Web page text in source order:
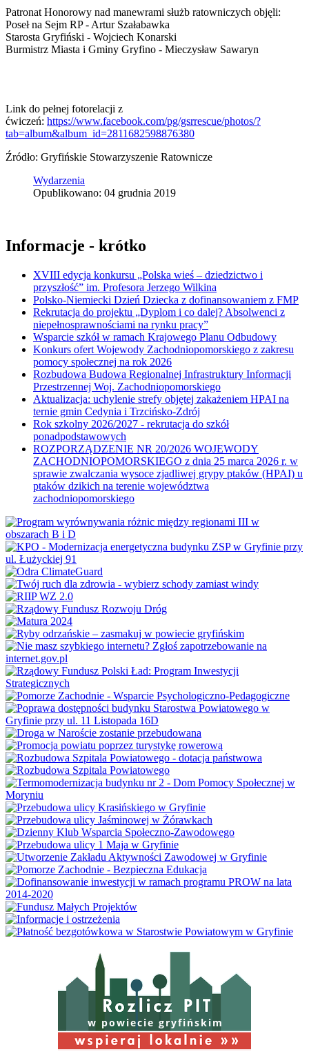
Patronat Honorowy nad manewrami służb ratowniczych objęli:
Poseł na Sejm RP - Artur Szałabawka
Starosta Gryfiński - Wojciech Konarski
Burmistrz Miasta i Gminy Gryfino - Mieczysław Sawaryn
Link do pełnej fotorelacji z
ćwiczeń: https://www.facebook.com/pg/gsrrescue/photos/?
tab=album&album_id=2811682598876380
Źródło: Gryfińskie Stowarzyszenie Ratownicze
Wydarzenia
Opublikowano: 04 grudnia 2019
Informacje - krótko
XVIII edycja konkursu „Polska wieś – dziedzictwo i
przyszłość” im. Profesora Jerzego Wilkina
Polsko-Niemiecki Dzień Dziecka z dofinansowaniem z FMP
Rekrutacja do projektu „Dyplom i co dalej? Absolwenci z
niepełnosprawnościami na rynku pracy”
Wsparcie szkół w ramach Krajowego Planu Odbudowy
Konkurs ofert Wojewody Zachodniopomorskiego z zakresu
pomocy społecznej na rok 2026
Rozbudowa Budowa Regionalnej Infrastruktury Informacji
Przestrzennej Woj. Zachodniopomorskiego
Aktualizacja: uchylenie strefy objętej zakażeniem HPAI na
ternie gmin Cedynia i Trzcińsko-Zdrój
Rok szkolny 2026/2027 - rekrutacja do szkół
ponadpodstawowych
ROZPORZĄDZENIE NR 20/2026 WOJEWODY
ZACHODNIOPOMORSKIEGO z dnia 25 marca 2026 r. w
sprawie zwalczania wysoce zjadliwej grypy ptaków (HPAI) u
ptaków dzikich na terenie województwa
zachodniopomorskiego
w powiecie gryfińskim